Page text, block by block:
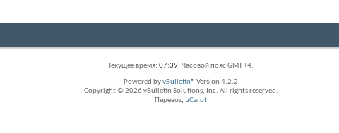
Текущее время: 07:39. Часовой пояс GMT +4.
Powered byvBulletin® Version 4.2.2
Copyright © 2026 vBulletin Solutions, Inc. All rights reserved.
Перевод: zCarot